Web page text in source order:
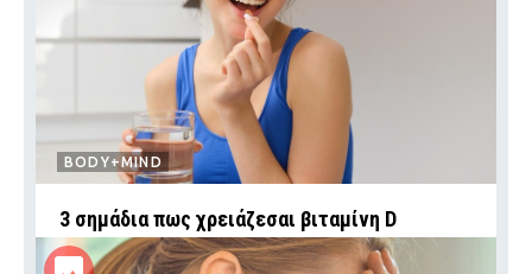
BODY+MIND
3 σημάδια πως χρειάζεσαι βιταμίνη D